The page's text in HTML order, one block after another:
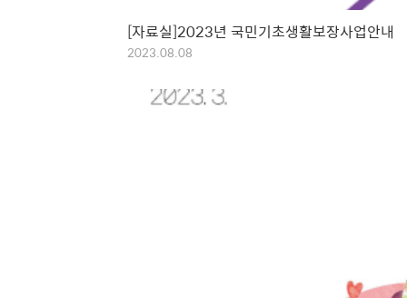
[자료실]2023년 국민기초생활보장사업안내
2023.08.08